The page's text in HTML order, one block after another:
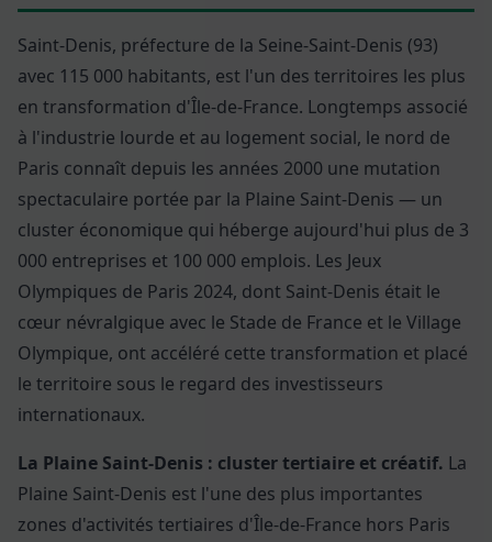
Saint-Denis, préfecture de la Seine-Saint-Denis (93)
avec 115 000 habitants, est l'un des territoires les plus
en transformation d'Île-de-France. Longtemps associé
à l'industrie lourde et au logement social, le nord de
Paris connaît depuis les années 2000 une mutation
spectaculaire portée par la Plaine Saint-Denis — un
cluster économique qui héberge aujourd'hui plus de 3
000 entreprises et 100 000 emplois. Les Jeux
Olympiques de Paris 2024, dont Saint-Denis était le
cœur névralgique avec le Stade de France et le Village
Olympique, ont accéléré cette transformation et placé
le territoire sous le regard des investisseurs
internationaux.
La Plaine Saint-Denis : cluster tertiaire et créatif. La
Plaine Saint-Denis est l'une des plus importantes
zones d'activités tertiaires d'Île-de-France hors Paris